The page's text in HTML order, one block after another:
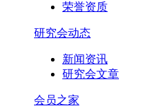
荣誉资质
研究会动态
新闻资讯
研究会文章
会员之家